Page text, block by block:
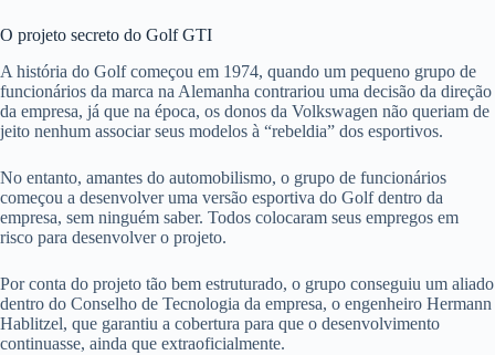
O projeto secreto do Golf GTI
A história do Golf começou em 1974, quando um pequeno grupo de
funcionários da marca na Alemanha contrariou uma decisão da direção
da empresa, já que na época, os donos da Volkswagen não queriam de
jeito nenhum associar seus modelos à “rebeldia” dos esportivos.
No entanto, amantes do automobilismo, o grupo de funcionários
começou a desenvolver uma versão esportiva do Golf dentro da
empresa, sem ninguém saber. Todos colocaram seus empregos em
risco para desenvolver o projeto.
Por conta do projeto tão bem estruturado, o grupo conseguiu um aliado
dentro do Conselho de Tecnologia da empresa, o engenheiro Hermann
Hablitzel, que garantiu a cobertura para que o desenvolvimento
continuasse, ainda que extraoficialmente.